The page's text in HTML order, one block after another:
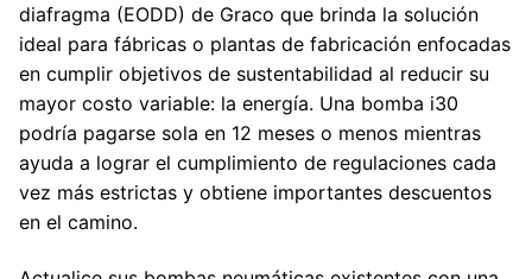
diafragma (EODD) de Graco que brinda la solución
ideal para fábricas o plantas de fabricación enfocadas
en cumplir objetivos de sustentabilidad al reducir su
mayor costo variable: la energía. Una bomba i30
podría pagarse sola en 12 meses o menos mientras
ayuda a lograr el cumplimiento de regulaciones cada
vez más estrictas y obtiene importantes descuentos
en el camino.